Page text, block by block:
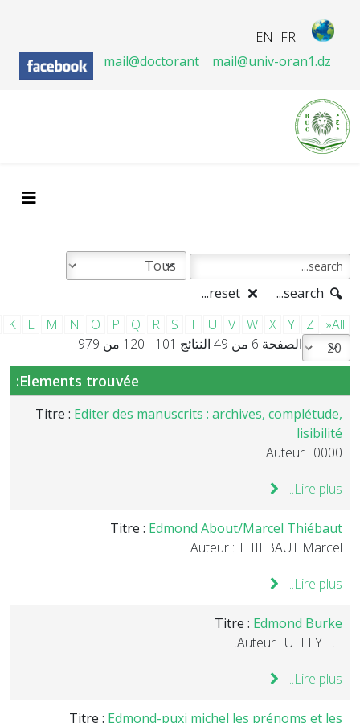
FR
EN
mail@doctorant
mail@univ-oran1.dz
K
L M N O P Q R S T U V W X Y Z
»All
الصفحة 6 من 49 النتائج 101 - 120 من 979
Elements trouvée:
Titre : Editer des manuscrits : archives, complétude,
lisibilité
Auteur : 0000
Lire plus...
Titre : Edmond About/Marcel Thiébaut
Auteur : THIEBAUT Marcel
Lire plus...
Titre : Edmond Burke
Auteur : UTLEY T.E.
Lire plus...
Titre : Edmond-puxi michel les prénoms et les